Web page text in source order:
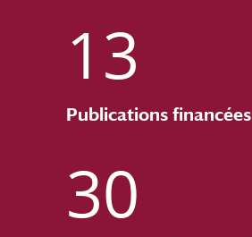
13
Publications financées
30